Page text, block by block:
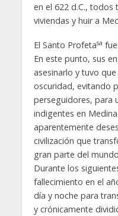
en el 622 d.C., todos
viviendas y huir a
El Santo Profetasa
En este punto, sus
asesinarlo y tuvo
oscuridad, evitando
perseguidores, para
indigentes en
aparentemente
civilización que
gran parte del
Durante los
fallecimiento en el
día y noche para
y crónicamente